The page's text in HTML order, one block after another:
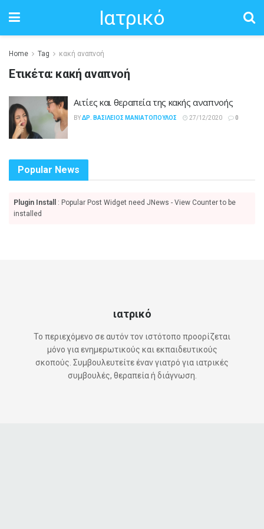
Ιατρικό
Home Tag κακή αναπνοή
Ετικέτα: κακή αναπνοή
Αιτίες και θεραπεία της κακής αναπνοής
BYΔΡ. ΒΑΣΊΛΕΙΟΣ ΜΑΝΙΑΤΌΠΟΥΛΟΣ 27/12/2020 0
Popular News
Plugin Install
: Popular Post Widget need JNews - View Counter to be
installed
ιατρικό
Το περιεχόμενο σε αυτόν τον ιστότοπο προορίζεται
μόνο για ενημερωτικούς και εκπαιδευτικούς
σκοπούς. Συμβουλευτείτε έναν γιατρό για ιατρικές
συμβουλές, θεραπεία ή διάγνωση.